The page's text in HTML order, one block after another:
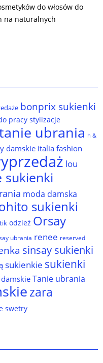
do włosów do
na naturalnych
bonprix sukienki
pracy stylizacje
ubrania h &
damskie italia fashion
lou
sukienki
moda damska
sukienki
odzież Orsay
ubrania renee reserved
sinsay sukienki
sukienkie sukienki
Tanie ubrania
zara
swetry